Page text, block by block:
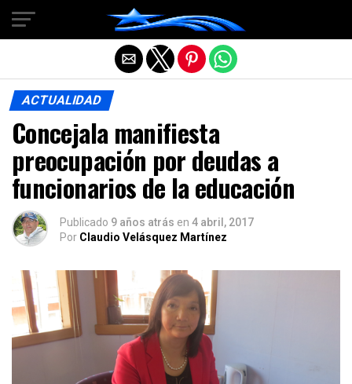
ACTUALIDAD
Concejala manifiesta
preocupación por deudas a
funcionarios de la educación
Publicado 9 años atrás en 4 abril, 2017
Por Claudio Velásquez Martínez
Salir de la versión móvil